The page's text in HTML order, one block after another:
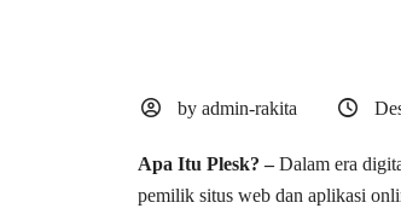
by admin-rakita
Apa Itu Plesk? –Dalam era
pemilik situs web dan aplikasi